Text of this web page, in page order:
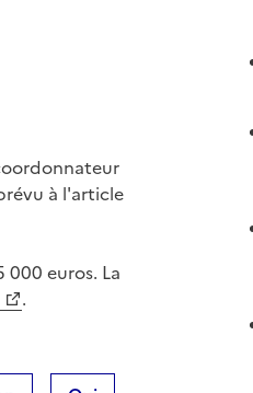
à l'article
euros. La
.